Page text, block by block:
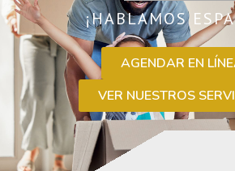
¡HABLAMOS
AGENDAR EN
VER NUESTROS